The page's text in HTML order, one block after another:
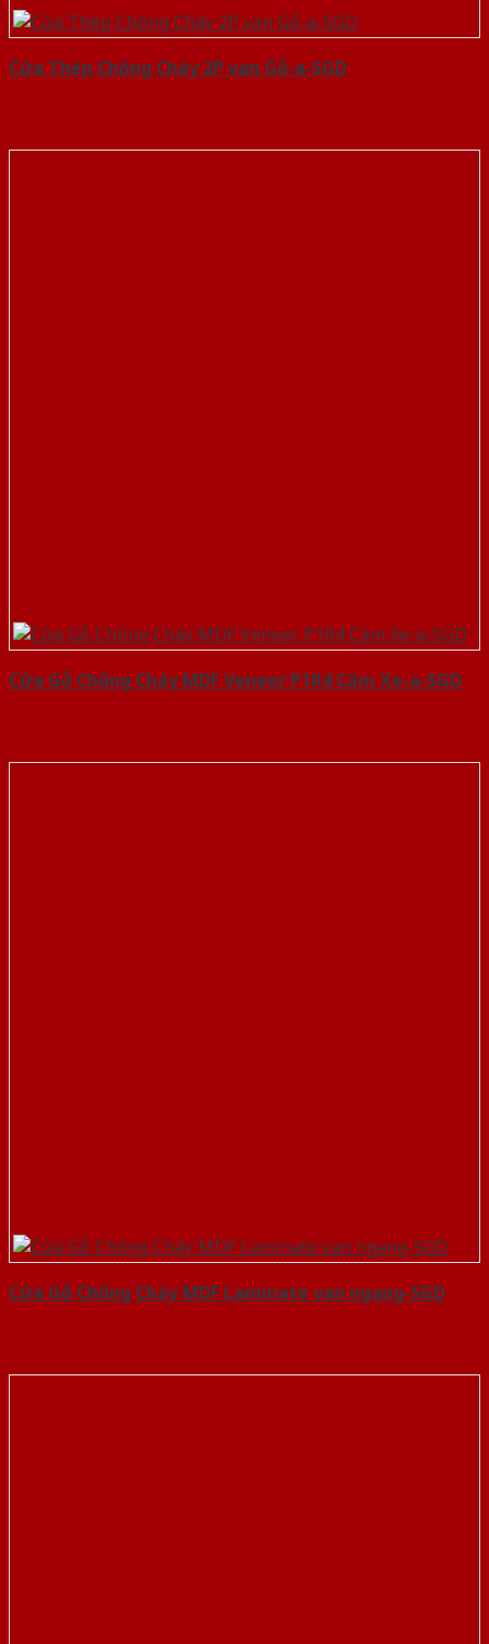
Cửa Thép Chống Cháy 2P van Gỗ-a-SGD
Cửa Gỗ Chống Cháy MDF Veneer P1R4 Căm Xe-a-SGD
Cửa Gỗ Chống Cháy MDF Laminate van ngang-SGD